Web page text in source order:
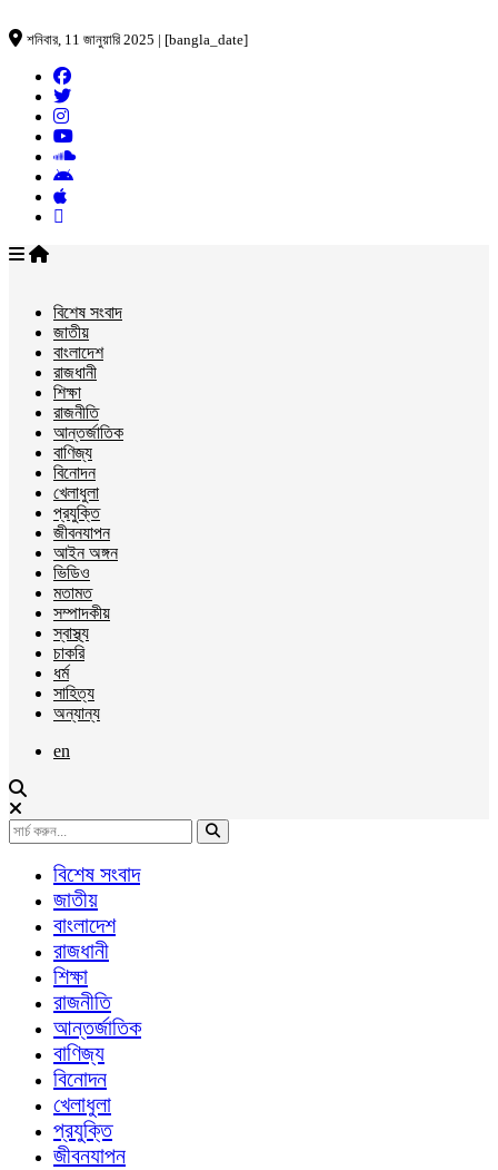
শনিবার, 11 জানুয়ারি 2025 | [bangla_date]
বিশেষ সংবাদ
জাতীয়
বাংলাদেশ
রাজধানী
শিক্ষা
রাজনীতি
আন্তর্জাতিক
বাণিজ্য
বিনোদন
খেলাধুলা
প্রযুক্তি
জীবনযাপন
আইন অঙ্গন
ভিডিও
মতামত
সম্পাদকীয়
স্বাস্থ্য
চাকরি
ধর্ম
সাহিত্য
অন্যান্য
en
বিশেষ সংবাদ
জাতীয়
বাংলাদেশ
রাজধানী
শিক্ষা
রাজনীতি
আন্তর্জাতিক
বাণিজ্য
বিনোদন
খেলাধুলা
প্রযুক্তি
জীবনযাপন